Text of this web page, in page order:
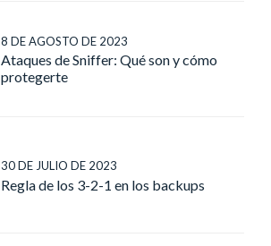
8 DE AGOSTO DE 2023
Ataques de Sniffer: Qué son y cómo
protegerte
30 DE JULIO DE 2023
Regla de los 3-2-1 en los backups